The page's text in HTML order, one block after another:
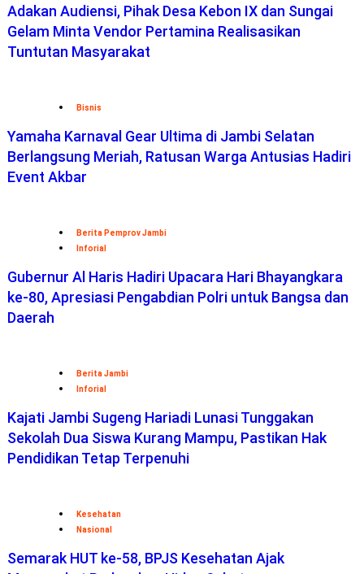
Adakan Audiensi, Pihak Desa Kebon IX dan Sungai
Gelam Minta Vendor Pertamina Realisasikan
Tuntutan Masyarakat
Bisnis
Yamaha Karnaval Gear Ultima di Jambi Selatan
Berlangsung Meriah, Ratusan Warga Antusias Hadiri
Event Akbar
Berita Pemprov Jambi
Inforial
Gubernur Al Haris Hadiri Upacara Hari Bhayangkara
ke-80, Apresiasi Pengabdian Polri untuk Bangsa dan
Daerah
Berita Jambi
Inforial
Kajati Jambi Sugeng Hariadi Lunasi Tunggakan
Sekolah Dua Siswa Kurang Mampu, Pastikan Hak
Pendidikan Tetap Terpenuhi
Kesehatan
Nasional
Semarak HUT ke-58, BPJS Kesehatan Ajak